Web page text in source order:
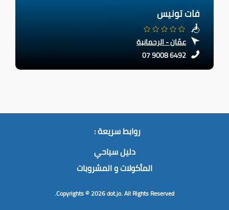
فات تونيس
عمّان - الرحمانية
07 9008 6492
روابط سريعة :
دليل سياحي
المأكولات و المشروبات
Copyrights © 2026dot.jo.All Rights Reserved.